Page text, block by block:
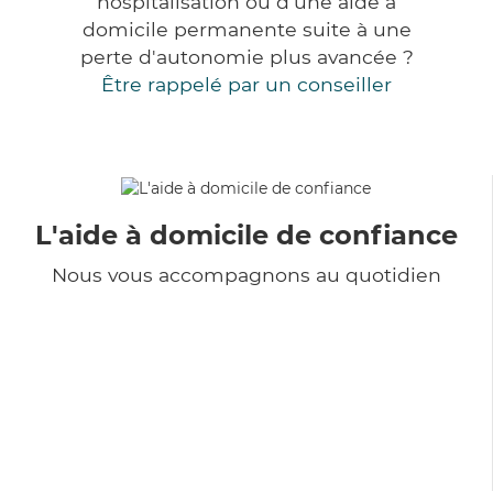
domicile permanente suite à une
perte d'autonomie plus avancée ?
Être rappelé par un conseiller
L'aide à domicile de confiance
Nous vous accompagnons au quotidien